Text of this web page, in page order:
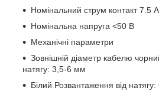
Номінальний струм контакт 7.5 А
Номінальна напруга <50 В
Механічні параметри
Зовнішній діаметр кабелю
натягу: 3,5-6 мм
Білий Розвантаження від